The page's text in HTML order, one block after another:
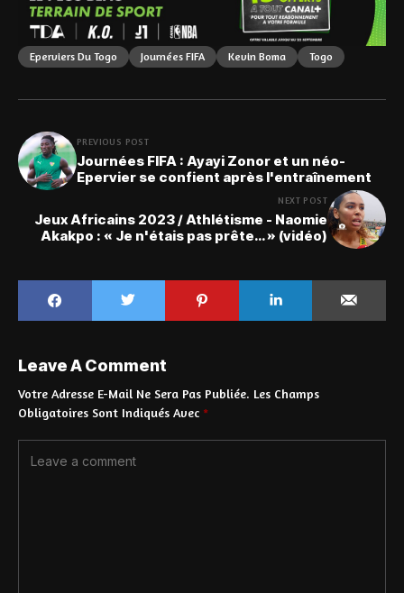
Eperviers Du Togo Journées FIFA Kevin Boma Togo
PREVIOUS POST
Journées FIFA : Ayayi Zonor et un néo-
Epervier se confient après l'entraînement
NEXT POST
Jeux Africains 2023 / Athlétisme - Naomie
Akakpo : « Je n'étais pas prête… » (vidéo)
Leave A Comment
Votre Adresse E-Mail Ne Sera Pas Publiée. Les Champs
Obligatoires Sont Indiqués Avec *